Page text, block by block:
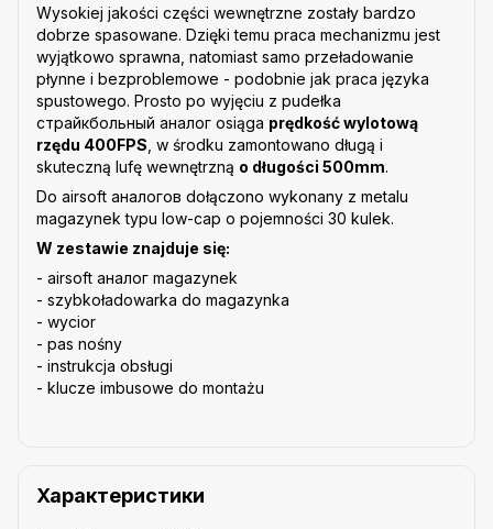
Wysokiej jakości części wewnętrzne zostały bardzo
dobrze spasowane. Dzięki temu praca mechanizmu jest
wyjątkowo sprawna, natomiast samo przeładowanie
płynne i bezproblemowe - podobnie jak praca języka
spustowego. Prosto po wyjęciu z pudełka
cтрайкбольный аналог osiąga prędkość wylotową
rzędu 400FPS , w środku zamontowano długą i
skuteczną lufę wewnętrzną o długości 500mm.
Do airsoft аналогов dołączono wykonany z metalu
magazynek typu low-cap o pojemności 30 kulek.
W zestawie znajduje się:
- airsoft аналог magazynek
- szybkoładowarka do magazynka
- wycior
- pas nośny
- instrukcja obsługi
- klucze imbusowe do montażu
Характеристики